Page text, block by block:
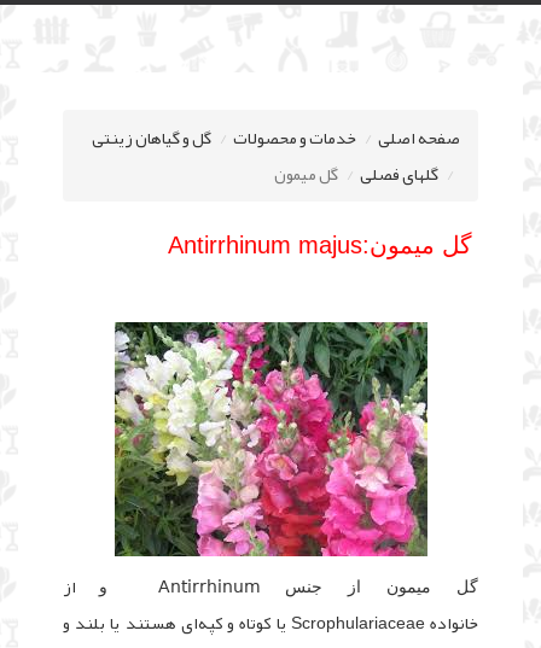
صفحه اصلی خدمات و محصولات
گل و گیاهان زینتی
گلهای فصلی
گل میمون
گل میمون:Antirrhinum majus
گل میمون از جنس Antirrhinum و
از
خانواده Scrophulariaceae یا کوتاه و کپه‌ای هستند یا بلند و